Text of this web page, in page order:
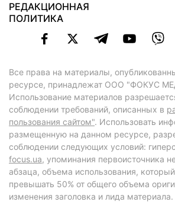
РЕДАКЦИОННАЯ
ПОЛИТИКА
Все права на материалы,
ресурсе, принадлежат ООО "ФОКУС
Использование материалов
соблюдении требований, описанных в
пользования сайтом". Использовать
размещенную на данном ресурсе,
соблюдении следующих условий:
focus.ua, упоминания первоисточника
абзаца, объема использования,
превышать 50% от общего объема
изменения заголовка и лида